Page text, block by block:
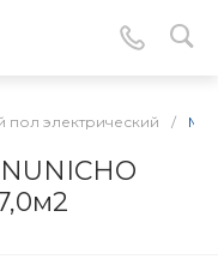
пол электрический / Мат